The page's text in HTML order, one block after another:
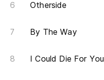
Otherside
By The Way
I Could Die For You